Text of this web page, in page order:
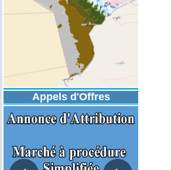
Appels d'Offres